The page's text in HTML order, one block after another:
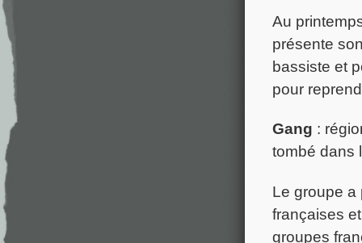
Au
présente
bassiste et
pour
Gang :
tombé dans
Le groupe a
françaises
groupes